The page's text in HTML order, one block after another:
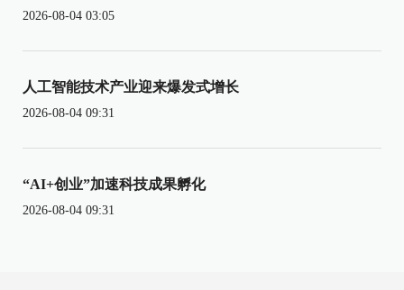
2026-08-04 03:05
人工智能技术产业迎来爆发式增长
2026-08-04 09:31
“AI+创业”加速科技成果孵化
2026-08-04 09:31